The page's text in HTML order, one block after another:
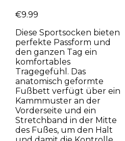
€9.99
Diese Sportsocken bieten
perfekte Passform und
den ganzen Tag ein
komfortables
Tragegefühl. Das
anatomisch geformte
Fußbett verfügt über ein
Kammmuster an der
Vorderseite und ein
Stretchband in der Mitte
des Fußes, um den Halt